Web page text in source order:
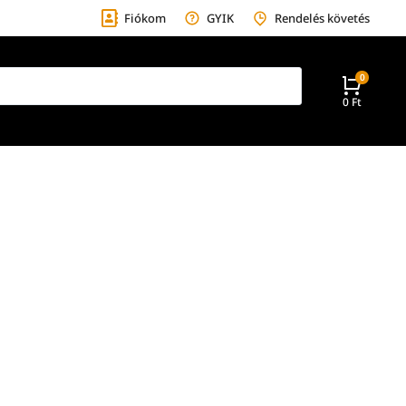
Fiókom GYIK Rendelés követés
0 Ft